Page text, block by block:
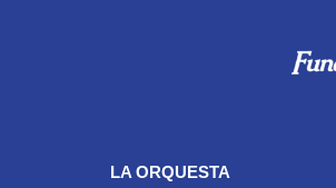
LA ORQUESTA